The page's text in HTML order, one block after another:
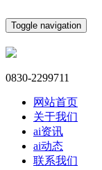
Toggle navigation
0830-2299711
网站首页
关于我们
ai资讯
ai动态
联系我们